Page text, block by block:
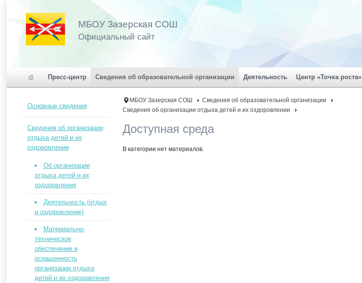
МБОУ Зазерская СОШ
Официальный сайт
Пресс-центр Сведения об образовательной организации Деятельность Центр «Точка роста»
МБОУ Зазерская СОШ
Сведения об образовательной организации
Сведения об организации отдыха детей и их оздоровлении
Доступная среда
В категории нет материалов.
Основные сведения
Сведения об организации
отдыха детей и их
оздоровлении
Об организации
отдыха детей и их
оздоровления
Деятельность (отдых
и оздоровление)
Материально-
техническое
обеспечение и
оснащенность
организации отдыха
детей и их оздоровления